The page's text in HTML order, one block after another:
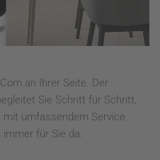
an Ihrer Seite. Der
Sie Schritt für Schritt,
mit umfassendem Service
für Sie da.